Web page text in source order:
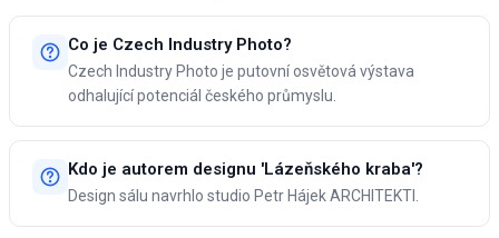
Co je Czech Industry Photo?
Czech Industry Photo je putovní osvětová výstava
odhalující potenciál českého průmyslu.
Kdo je autorem designu 'Lázeňského kraba'?
Design sálu navrhlo studio Petr Hájek ARCHITEKTI.